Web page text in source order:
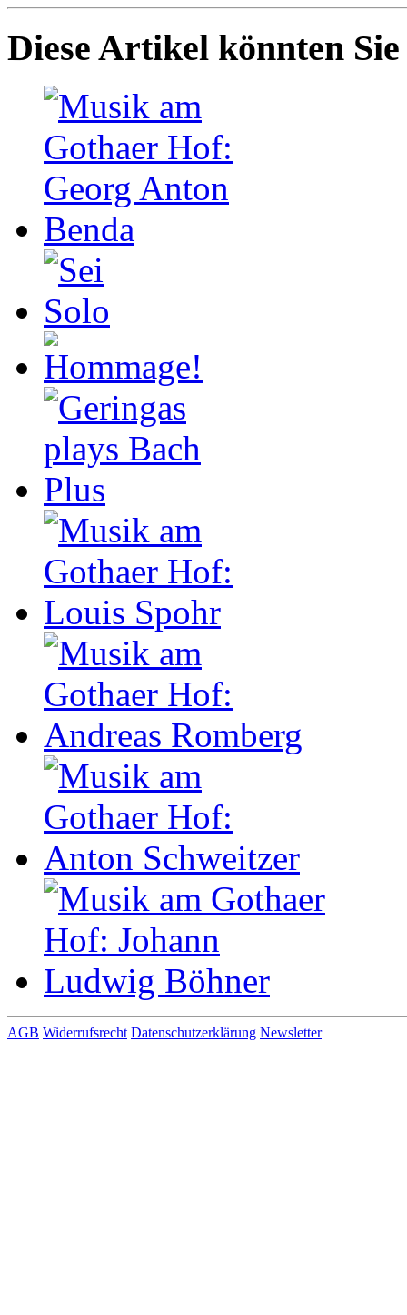
Diese Artikel könnten
AGB Widerrufsrecht Datenschutzerklärung Newsletter